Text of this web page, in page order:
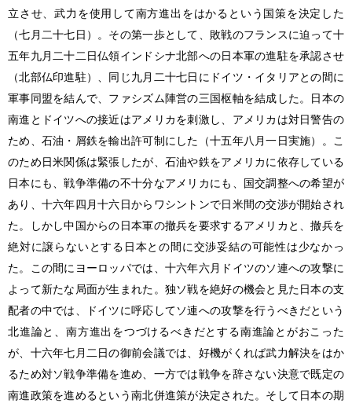
立させ、武力を使用して南方進出をはかるという国策を決定した
（七月二十七日）。その第一歩として、敗戦のフランスに迫って十
五年九月二十二日仏領インドシナ北部への日本軍の進駐を承認させ
（北部仏印進駐）、同じ九月二十七日にドイツ・イタリアとの間に
軍事同盟を結んで、ファシズム陣営の三国枢軸を結成した。日本の
南進とドイツへの接近はアメリカを刺激し、アメリカは対日警告の
ため、石油・屑鉄を輸出許可制にした（十五年八月一日実施）。こ
のため日米関係は緊張したが、石油や鉄をアメリカに依存している
日本にも、戦争準備の不十分なアメリカにも、国交調整への希望が
あり、十六年四月十六日からワシントンで日米間の交渉が開始され
た。しかし中国からの日本軍の撤兵を要求するアメリカと、撤兵を
絶対に譲らないとする日本との間に交渉妥結の可能性は少なかっ
た。この間にヨーロッパでは、十六年六月ドイツのソ連への攻撃に
よって新たな局面が生まれた。独ソ戦を絶好の機会と見た日本の支
配者の中では、ドイツに呼応してソ連への攻撃を行うべきだという
北進論と、南方進出をつづけるべきだとする南進論とがおこった
が、十六年七月二日の御前会議では、好機がくれば武力解決をはか
るため対ソ戦争準備を進め、一方では戦争を辞さない決意で既定の
南進政策を進めるという南北併進策が決定された。そして日本の期